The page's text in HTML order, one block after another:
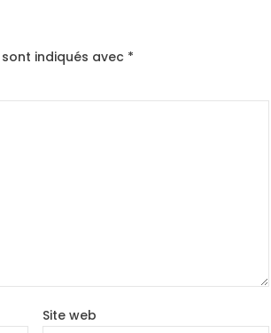
indiqués avec *
Site web